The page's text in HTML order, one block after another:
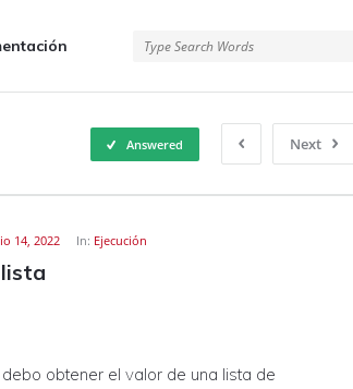
Next
Answered
14, 2022 In: Ejecución
obtener el valor de una lista de